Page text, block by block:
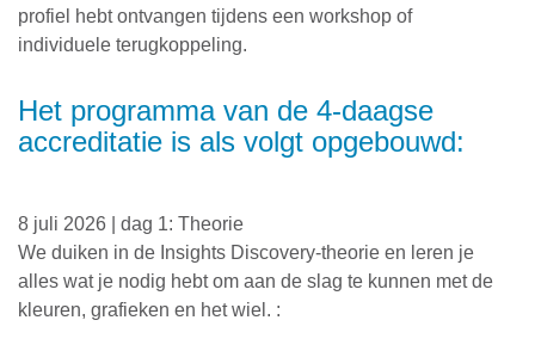
profiel hebt ontvangen tijdens een workshop of
individuele terugkoppeling.
Het programma van de 4-daagse
accreditatie is als volgt opgebouwd:
8 juli 2026 | dag 1: Theorie
We duiken in de Insights Discovery-theorie en leren je
alles wat je nodig hebt om aan de slag te kunnen met de
kleuren, grafieken en het wiel. :